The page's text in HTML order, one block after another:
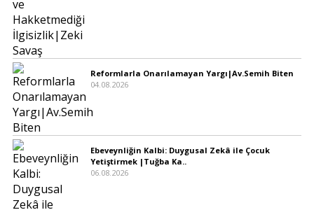
Reformlarla Onarılamayan Yargı|Av.Semih Biten
04.08.2026
Ebeveynliğin Kalbi: Duygusal Zekâ ile Çocuk
Yetiştirmek |Tuğba Ka..
06.08.2026